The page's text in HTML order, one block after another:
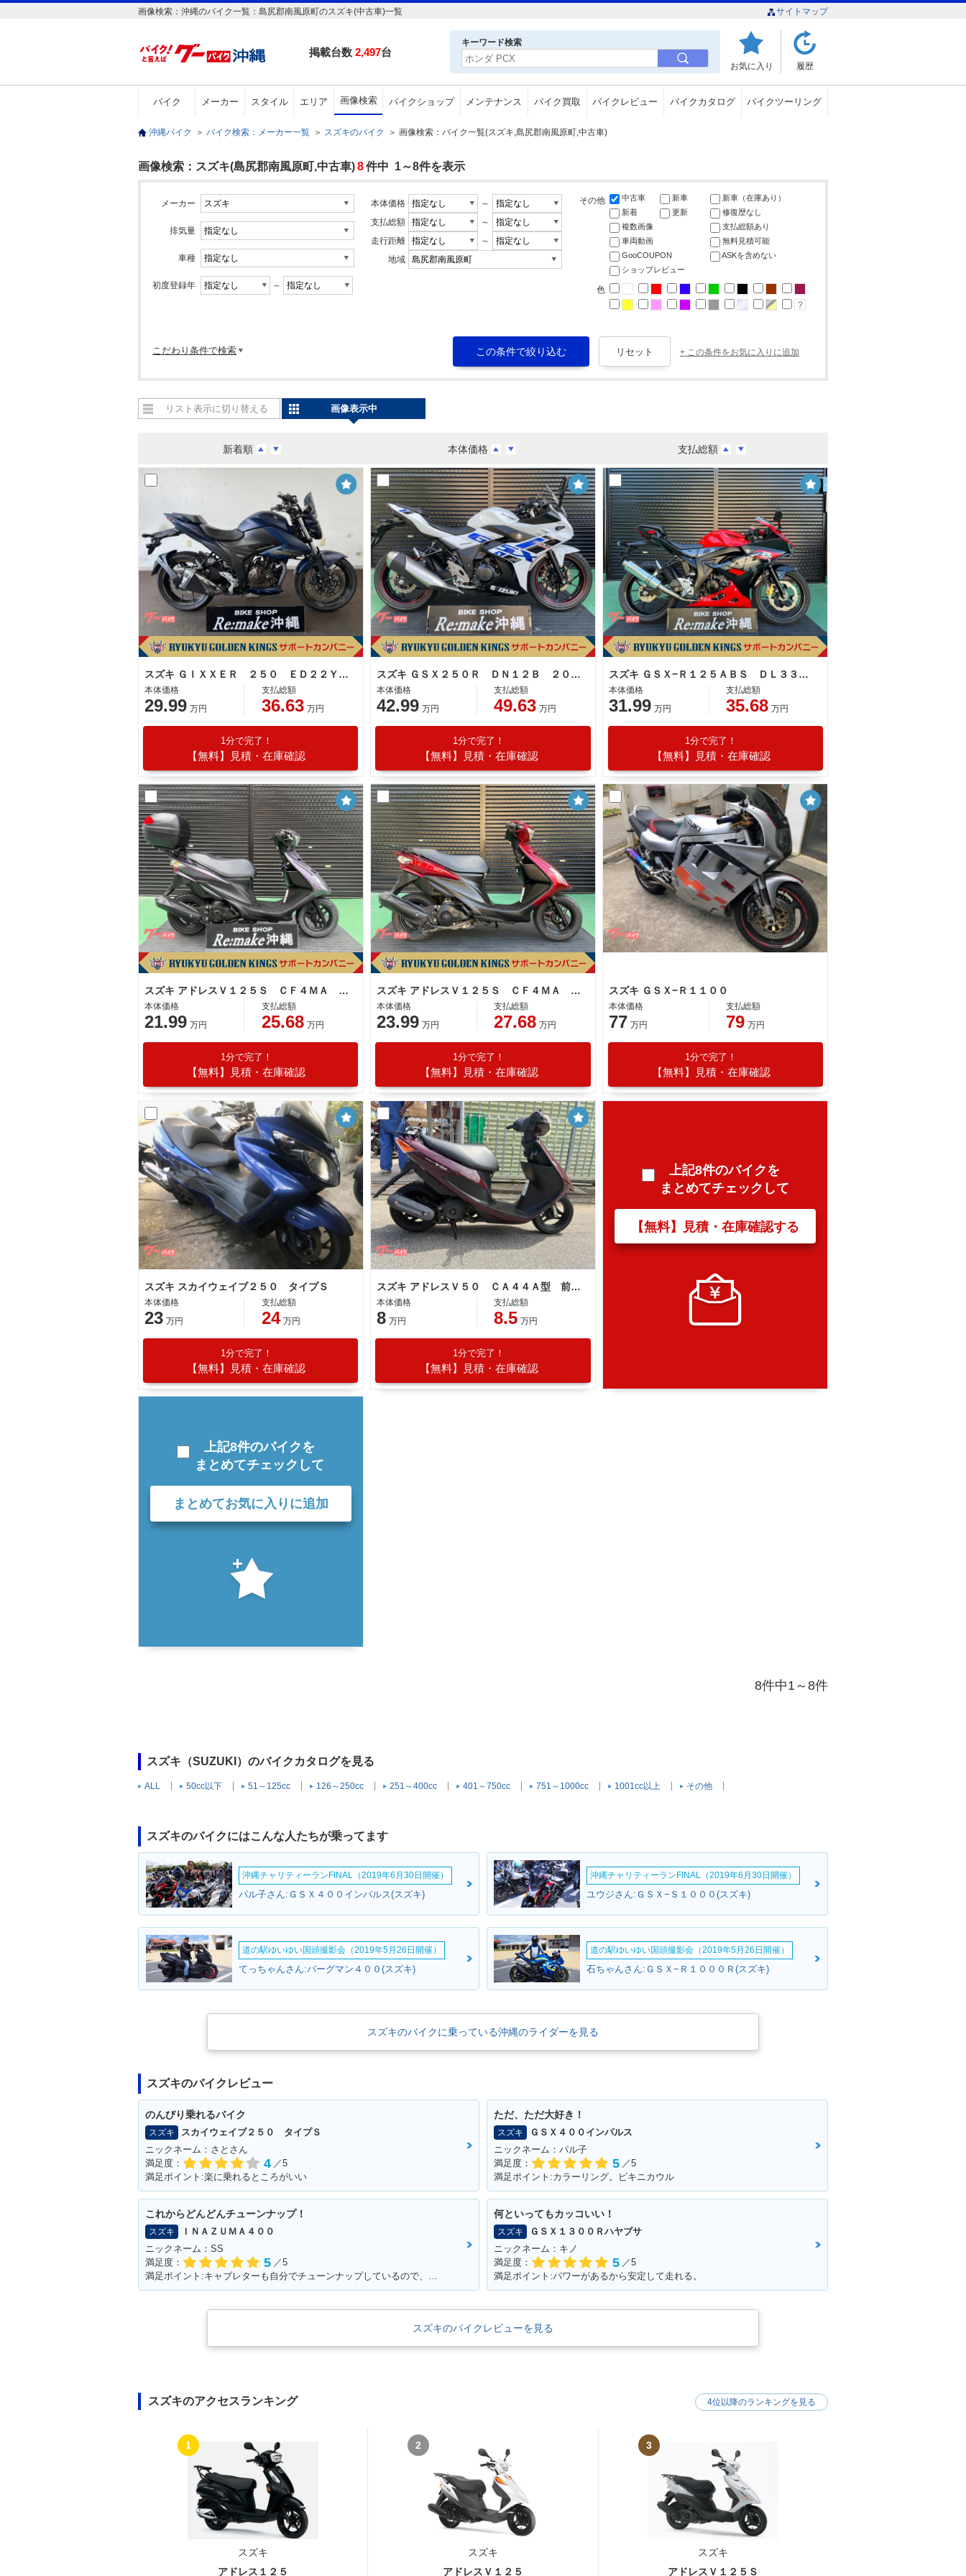
画像検索：沖縄のバイク一覧：島尻郡南風原町のスズキ(中古車)一覧 サイトマップ
掲載台数 2,497台
キーワード検索
お気に入り 履歴
バイク メーカー スタイル エリア 画像検索 バイクショップ メンテナンス バイク買取 バイクレビュー バイクカタログ バイクツーリング
沖縄バイク ＞ バイク検索：メーカー一覧 ＞ スズキのバイク ＞ 画像検索：バイク一覧(スズキ,島尻郡南風原町,中古車)
画像検索：スズキ(島尻郡南風原町,中古車)8件中 1～8件を表示
メーカー
排気量
車種
初度登録年 ～
本体価格
～
支払総額
～
走行距離
～
地域
その他 中古車 新車
新車（在庫あり）
新着
更新
修復歴なし
複数画像
支払総額あり
車両動画
無料見積可能
GooCOUPON
ASKを含めない
ショップレビュー
色
こだわり条件で検索 + この条件をお気に入りに追加
新着順 本体価格 支払総額
リスト表示に切り替える 画像表示中
スズキ ＧＩＸＸＥＲ ２５０ ＥＤ２２Ｙ ２０２３年モデル バクステ レバー スクリーン
本体価格
29.99 万円
支払総額
36.63 万円
1分で完了！
【無料】見積・在庫確認
スズキ ＧＳＸ２５０Ｒ ＤＮ１２Ｂ ２０２３年モデル エンジンスライダー ＬＥＤフロント ウィンカーＬＥＤ パールグレッシャーホワイト
本体価格
42.99 万円
支払総額
49.63 万円
1分で完了！
【無料】見積・在庫確認
スズキ ＧＳＸ−Ｒ１２５ＡＢＳ ＤＬ３３Ｂ ２０２１年モデル 社外マフラー ストロンガーレッド
本体価格
31.99 万円
支払総額
35.68 万円
1分で完了！
【無料】見積・在庫確認
スズキ アドレスＶ１２５Ｓ ＣＦ４ＭＡ ２０１０年モデル ＧｉＶｉリアｂｏｘ パールウィザードパープル
本体価格
21.99 万円
支払総額
25.68 万円
1分で完了！
【無料】見積・在庫確認
スズキ アドレスＶ１２５Ｓ ＣＦ４ＭＡ ２０１０年モデル キャンディーソノマレッド
本体価格
23.99 万円
支払総額
27.68 万円
1分で完了！
【無料】見積・在庫確認
スズキ ＧＳＸ−Ｒ１１００
本体価格
77 万円
支払総額
79 万円
1分で完了！
【無料】見積・在庫確認
スズキ スカイウェイブ２５０ タイプＳ
本体価格
23 万円
支払総額
24 万円
1分で完了！
【無料】見積・在庫確認
スズキ アドレスＶ５０ ＣＡ４４Ａ型 前後タイヤ新品 バッテリー新品 インジェクション ４サイクル
本体価格
8 万円
支払総額
8.5 万円
1分で完了！
【無料】見積・在庫確認
上記8件のバイクを
まとめてチェックして
【無料】見積・在庫確認する
上記8件のバイクを
まとめてチェックして
まとめてお気に入りに追加
8件中1～8件
スズキ（SUZUKI）のバイクカタログを見る
ALL 50cc以下 51～125cc 126～250cc 251～400cc 401～750cc 751～1000cc 1001cc以上 その他
スズキのバイクにはこんな人たちが乗ってます
沖縄チャリティーランFINAL（2019年6月30日開催）
パル子さん:ＧＳＸ４００インパルス(スズキ)
沖縄チャリティーランFINAL（2019年6月30日開催）
ユウジさん:ＧＳＸ−Ｓ１０００(スズキ)
道の駅ゆいゆい国頭撮影会（2019年5月26日開催）
てっちゃんさん:バーグマン４００(スズキ)
道の駅ゆいゆい国頭撮影会（2019年5月26日開催）
石ちゃんさん:ＧＳＸ−Ｒ１０００Ｒ(スズキ)
スズキのバイクに乗っている沖縄のライダーを見る
スズキのバイクレビュー
のんびり乗れるバイク
スズキ
スカイウェイブ２５０ タイプＳ
ニックネーム：さとさん
満足度：
4 ／5
満足ポイント:楽に乗れるところがいい
ただ、ただ大好き！
スズキ
ＧＳＸ４００インパルス
ニックネーム：パル子
満足度：
5 ／5
満足ポイント:カラーリング。ビキニカウル
これからどんどんチューンナップ！
スズキ
ＩＮＡＺＵＭＡ４００
ニックネーム：SS
満足度：
5 ／5
何といってもカッコいい！
スズキ
ＧＳＸ１３００Ｒハヤブサ
ニックネーム：キノ
満足度：
5 ／5
満足ポイント:パワーがあるから安定して走れる。
スズキのバイクレビューを見る
スズキのアクセスランキング
1
スズキ
アドレス１２５
2
スズキ
アドレスＶ１２５
3
スズキ
アドレスＶ１２５Ｓ
4位以降のランキングを見る